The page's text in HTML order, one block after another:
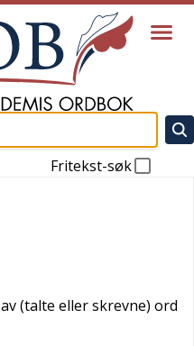
Fritekst-søk
av (talte eller skrevne) ord